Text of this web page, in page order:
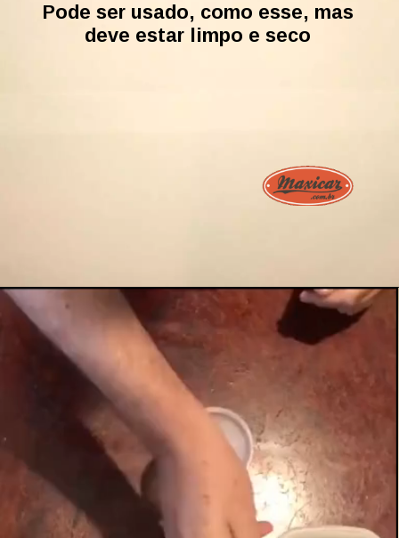
Pode ser usado, como esse, mas
deve estar limpo e seco